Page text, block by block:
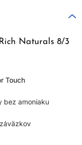
Naturals 8/3
Touch
bez amoniaku